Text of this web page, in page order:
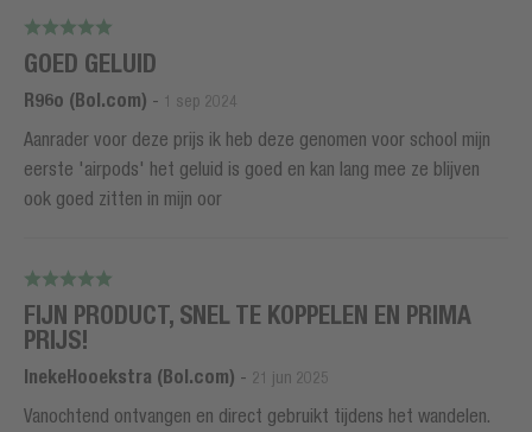
GOED GELUID
R96o (Bol.com) - 1 sep 2024
Aanrader voor deze prijs ik heb deze genomen voor school mijn
eerste 'airpods' het geluid is goed en kan lang mee ze blijven
ook goed zitten in mijn oor
FIJN PRODUCT, SNEL TE KOPPELEN EN PRIMA
PRIJS!
InekeHooekstra (Bol.com) - 21 jun 2025
Vanochtend ontvangen en direct gebruikt tijdens het wandelen.